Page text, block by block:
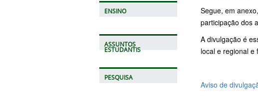
ENSINO
ASSUNTOS
ESTUDANTIS
PESQUISA
Segue, em
participação dos
A divulgação é
local e regional e
Aviso de